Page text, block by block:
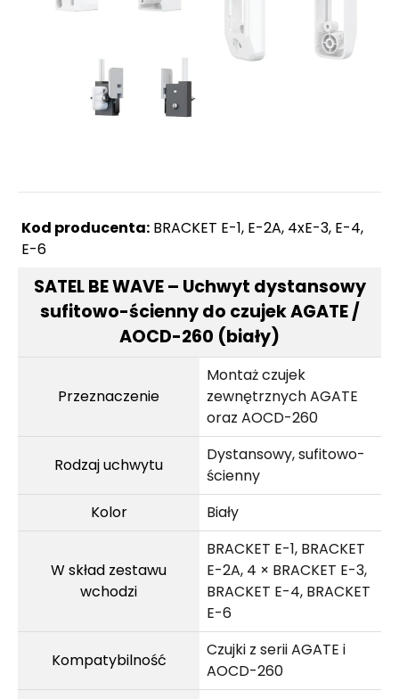
Kod producenta: BRACKET E-1, E-2A, 4xE-3, E-4,
E-6
SATEL BE WAVE – Uchwyt dystansowy
sufitowo-ścienny do czujek AGATE /
AOCD-260 (biały)
Przeznaczenie
Montaż czujek
zewnętrznych AGATE
oraz AOCD-260
Rodzaj uchwytu
Dystansowy, sufitowo-
ścienny
Kolor
Biały
W skład zestawu
wchodzi
BRACKET E-1, BRACKET
E-2A, 4 × BRACKET E-3,
BRACKET E-4, BRACKET
E-6
Kompatybilność
Czujki z serii AGATE i
AOCD-260